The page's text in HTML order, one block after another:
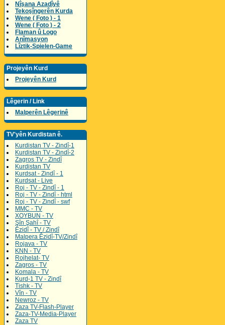
Nîşana Azadîyê
Tekoşîngerên Kurda
Wene ( Foto ) - 1
Wene ( Foto ) - 2
Flaman û Logo
Anîmasyon
Lîztik-Spielen-Game
Projeyên Kurd
Projeyên Kurd
Lêgerin / Link
Malperên Lêgerinê
TV'yên Kurdistan ê.
Kurdistan TV - Zindî-1
Kurdistan TV - Zindî-2
Zagros TV - Zindî
Kurdistan TV
Kurdsat - Zindî - 1
Kurdsat - Live
Roj - TV - Zindî - 1
Roj - TV - Zindî - html
Roj - TV - Zindî - swf
MMC - TV
XOYBUN - TV
Şîn Şahî - TV
Êzidî - TV / Zindî
Malpera Êzidî-TV/Zindî
Rojava - TV
KNN - TV
Rojhelat- TV
Zagros - TV
Komala - TV
Kurd-1 TV - Zindî
Tishk - TV
Vîn - TV
Newroz - TV
Zaza TV-Flash-Player
Zaza-TV-Media-Player
Zaza TV